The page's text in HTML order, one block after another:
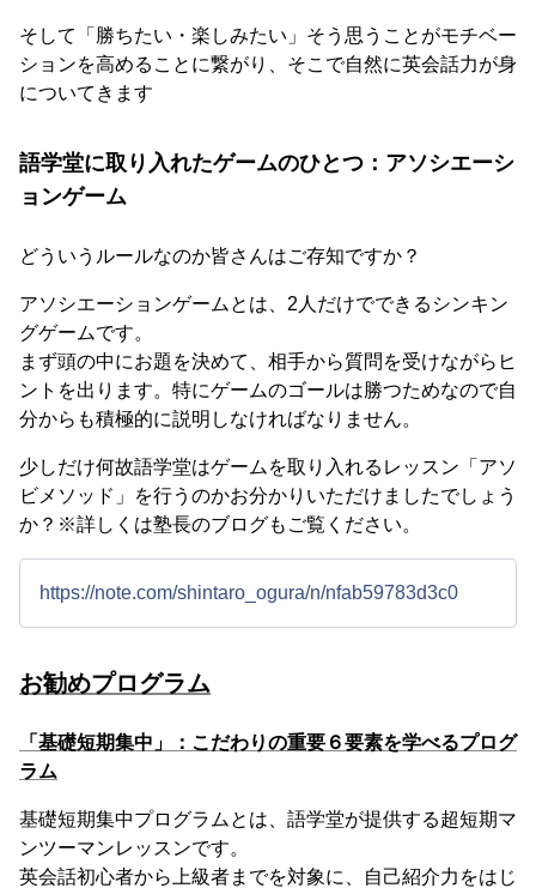
そして「勝ちたい・楽しみたい」そう思うことがモチベー
ションを高めることに繋がり、そこで自然に英会話力が身
についてきます
語学堂に取り入れたゲームのひとつ：アソシエーシ
ョンゲーム
どういうルールなのか皆さんはご存知ですか？
アソシエーションゲームとは、2人だけでできるシンキン
グゲームです。
まず頭の中にお題を決めて、相手から質問を受けながらヒ
ントを出ります。特にゲームのゴールは勝つためなので自
分からも積極的に説明しなければなりません。
少しだけ何故語学堂はゲームを取り入れるレッスン「アソ
ビメソッド」を行うのかお分かりいただけましたでしょう
か？※詳しくは塾長のブログもご覧ください。
https://note.com/shintaro_ogura/n/nfab59783d3c0
お勧めプログラム
「基礎短期集中」：こだわりの重要６要素を学べるプログ
ラム
基礎短期集中プログラムとは、語学堂が提供する超短期マ
ンツーマンレッスンです。
英会話初心者から上級者までを対象に、自己紹介力をはじ